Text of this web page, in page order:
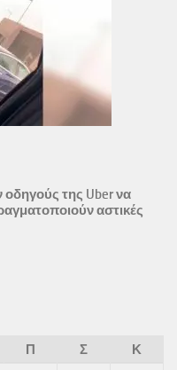
οδηγούς της Uber να
αστικές
Π Σ
Κ